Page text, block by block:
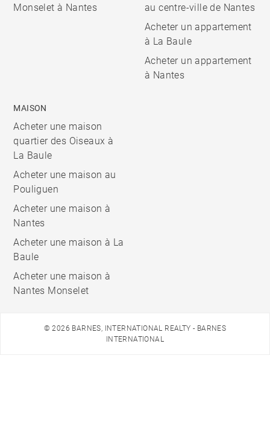
Monselet à Nantes
au centre-ville de Nantes
Acheter un appartement
à La Baule
Acheter un appartement
à Nantes
MAISON
Acheter une maison
quartier des Oiseaux à
La Baule
Acheter une maison au
Pouliguen
Acheter une maison à
Nantes
Acheter une maison à La
Baule
Acheter une maison à
Nantes Monselet
© 2026 BARNES, INTERNATIONAL REALTY - BARNES
INTERNATIONAL